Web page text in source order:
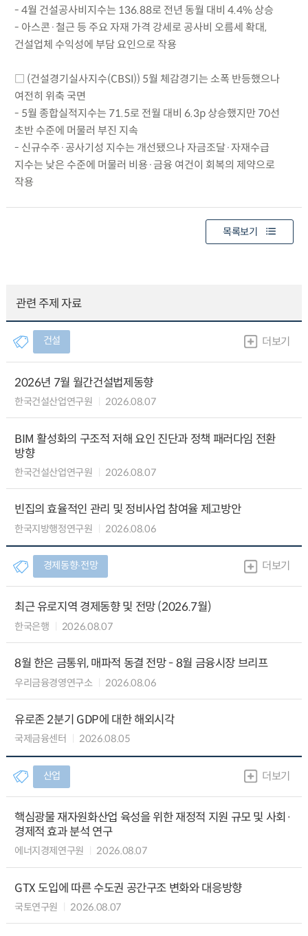
- 4월 건설공사비지수는 136.88로 전년 동월 대비 4.4% 상승
- 아스콘·철근 등 주요 자재 가격 강세로 공사비 오름세 확대,
건설업체 수익성에 부담 요인으로 작용
□ (건설경기실사지수(CBSI)) 5월 체감경기는 소폭 반등했으나
여전히 위축 국면
- 5월 종합실적지수는 71.5로 전월 대비 6.3p 상승했지만 70선
초반 수준에 머물러 부진 지속
- 신규수주·공사기성 지수는 개선됐으나 자금조달·자재수급
지수는 낮은 수준에 머물러 비용·금융 여건이 회복의 제약으로
작용
목록보기
관련 주제 자료
건설 더보기
2026년 7월 월간건설법제동향
한국건설산업연구원 2026.08.07
BIM 활성화의 구조적 저해 요인 진단과 정책 패러다임 전환
방향
한국건설산업연구원 2026.08.07
빈집의 효율적인 관리 및 정비사업 참여율 제고방안
한국지방행정연구원 2026.08.06
경제동향∙전망 더보기
최근 유로지역 경제동향 및 전망 (2026.7월)
한국은행 2026.08.07
8월 한은 금통위, 매파적 동결 전망 - 8월 금융시장 브리프
우리금융경영연구소 2026.08.06
유로존 2분기 GDP에 대한 해외시각
국제금융센터 2026.08.05
산업 더보기
핵심광물 재자원화산업 육성을 위한 재정적 지원 규모 및 사회·
경제적 효과 분석 연구
에너지경제연구원 2026.08.07
GTX 도입에 따른 수도권 공간구조 변화와 대응방향
국토연구원 2026.08.07